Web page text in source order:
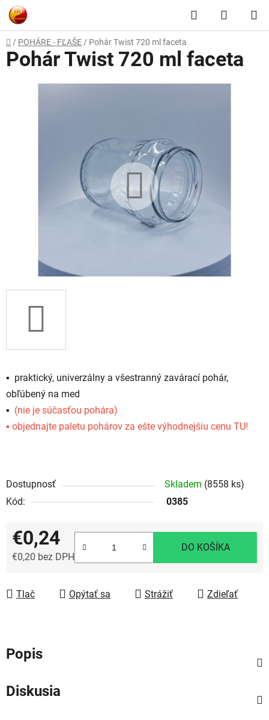
Prejsť
na
obsah
Hľadať
KOŠÍK
Domov
/ POHÁRE - FĽAŠE / Pohár Twist 720 ml faceta
▪️ praktický, univerzálny a všestranný zavárací pohár,
obľúbený na med
▪️ (nie je súčasťou pohára)
▪️ objednajte paletu pohárov za ešte výhodnejšiu cenu TU!
Dostupnosť Skladem (8558 ks)
Kód:
0385
€0,24
€0,20 bez DPH
DO KOŠÍKA
Tlač Opýtať sa Strážiť Zdieľať
Pohár Twist 720 ml faceta
Popis
Diskusia